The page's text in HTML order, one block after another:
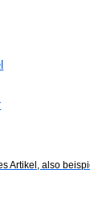
Artikel, also